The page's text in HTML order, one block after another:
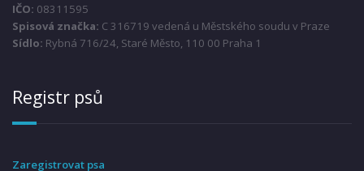
IČO: 08311595
Spisová značka: C 316719 vedená u Městského soudu v Praze
Sídlo: Rybná 716/24, Staré Město, 110 00 Praha 1
Registr psů
Zaregistrovat psa